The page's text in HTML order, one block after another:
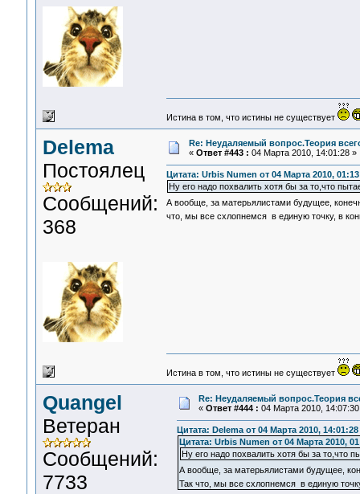
Истина в том, что истины не существует
Delema
Постоялец
Сообщений:
368
Re: Неудаляемый вопрос.Теория
« Ответ #443 : 04 Марта 2010, 14:01:28 »
Цитата: Urbis Numen от 04 Марта 2010,
Ну его надо похвалить хотя бы за то,что
А вообще, за матерьялистами будущее,
что, мы все схлопнемся в единую точку, в
Истина в том, что истины не существует
Quangel
Ветеран
Сообщений:
7733
Re: Неудаляемый вопрос.Теория
« Ответ #444 : 04 Марта 2010,
Цитата: Delema от 04 Марта 2010, 14:01:28
Цитата: Urbis Numen от 04 Марта 2010,
Ну его надо похвалить хотя бы за то,что
А вообще, за матерьялистами будущее,
Так что, мы все схлопнемся в единую